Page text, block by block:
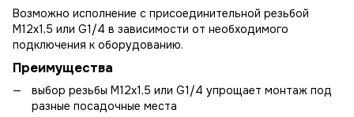
Возможно исполнение с присоединительной резьбой
М12х1,5 или G1/4 в зависимости от необходимого
подключения к оборудованию.
Преимущества
выбор резьбы М12х1,5 или G1/4 упрощает монтаж под
разные посадочные места